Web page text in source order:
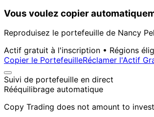
Vous voulez copier
Reproduisez le portefeuille de Nancy
Actif gratuit à l'inscription • Régions
Copier le PortefeuilleRéclamer l'Actif
Suivi de portefeuille en direct
Rééquilibrage automatique
Copy Trading does not amount to